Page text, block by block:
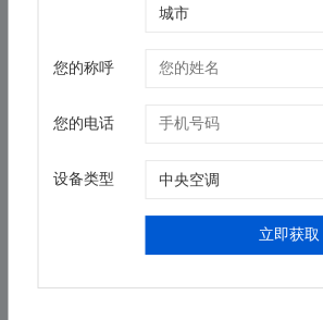
出厂之前，机组充注氮气（选项）；
您的称呼
您的电话
设备类型
立即获取